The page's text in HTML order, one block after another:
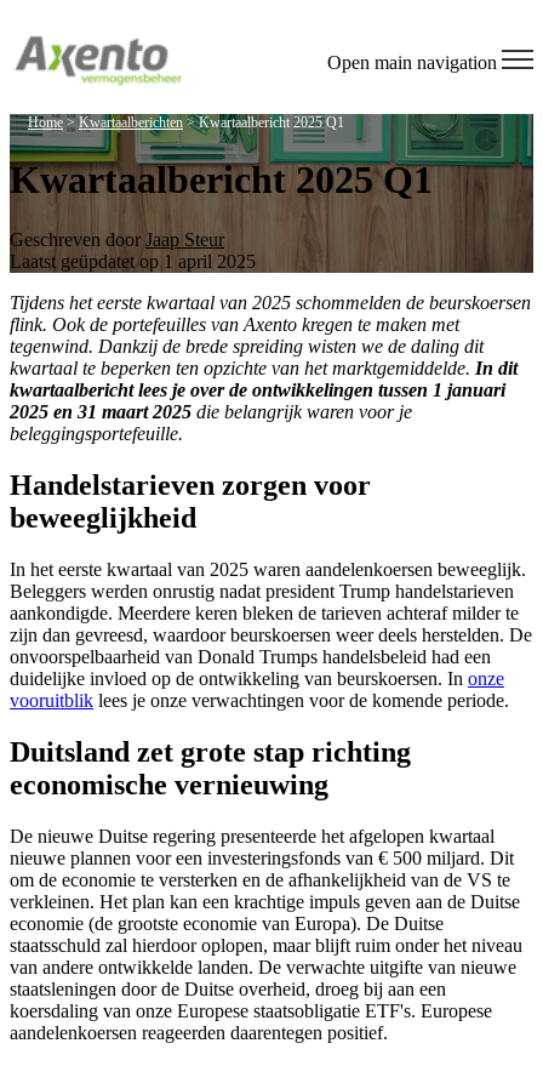
All
Accessibility
screen
reader.
To
the
All
One
Accessibility
screen
reader,
press
"Ctrl
+
This
shortcut
activates
screen
reader
to
help
you
navigate
and
with
the
content.
Open main navigation
Home > Kwartaalberichten >Kwartaalbericht 2025 Q1
Kwartaalbericht 2025 Q1
Geschreven door Jaap Steur
Laatst geüpdatet op 1 april 2025
Tijdens het eerste kwartaal van 2025 schommelden de beurskoersen
flink. Ook de portefeuilles van Axento kregen te maken met
tegenwind. Dankzij de brede spreiding wisten we de daling dit
kwartaal te beperken ten opzichte van het marktgemiddelde. In dit
kwartaalbericht lees je over de ontwikkelingen tussen 1 januari
2025 en 31 maart 2025 die belangrijk waren voor je
beleggingsportefeuille.
Handelstarieven zorgen voor
beweeglijkheid
In het eerste kwartaal van 2025 waren aandelenkoersen beweeglijk.
Beleggers werden onrustig nadat president Trump handelstarieven
aankondigde. Meerdere keren bleken de tarieven achteraf milder te
zijn dan gevreesd, waardoor beurskoersen weer deels herstelden. De
onvoorspelbaarheid van Donald Trumps handelsbeleid had een
duidelijke invloed op de ontwikkeling van beurskoersen. In onze
vooruitblik lees je onze verwachtingen voor de komende periode.
Duitsland zet grote stap richting
economische vernieuwing
De nieuwe Duitse regering presenteerde het afgelopen kwartaal
nieuwe plannen voor een investeringsfonds van € 500 miljard. Dit
om de economie te versterken en de afhankelijkheid van de VS te
verkleinen. Het plan kan een krachtige impuls geven aan de Duitse
economie (de grootste economie van Europa). De Duitse
staatsschuld zal hierdoor oplopen, maar blijft ruim onder het niveau
van andere ontwikkelde landen. De verwachte uitgifte van nieuwe
staatsleningen door de Duitse overheid, droeg bij aan een
koersdaling van onze Europese staatsobligatie ETF's. Europese
aandelenkoersen reageerden daarentegen positief.